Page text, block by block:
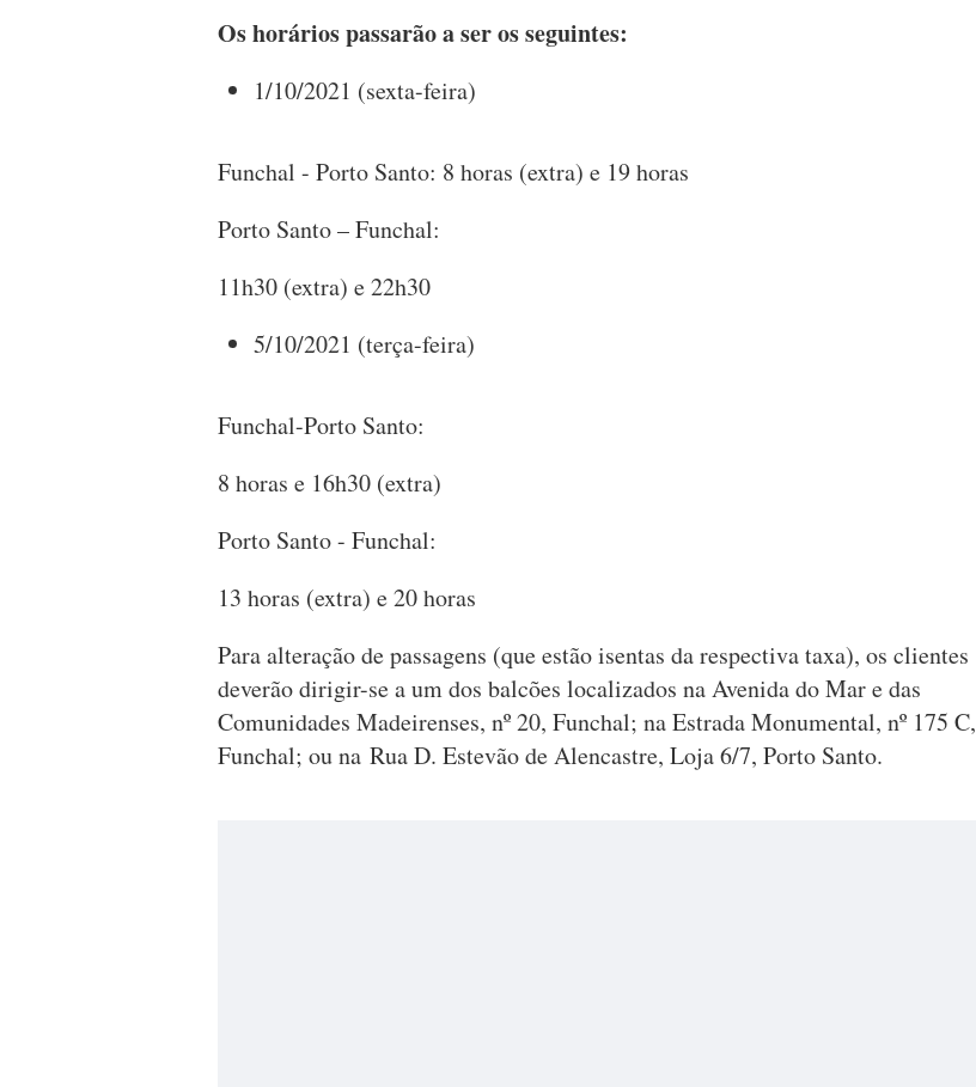
Os horários passarão a ser os seguintes:
1/10/2021 (sexta-feira)
Funchal - Porto Santo: 8 horas (extra) e 19 horas
Porto Santo – Funchal:
11h30 (extra) e 22h30
5/10/2021 (terça-feira)
Funchal-Porto Santo:
8 horas e 16h30 (extra)
Porto Santo - Funchal:
13 horas (extra) e 20 horas
Para alteração de passagens (que estão isentas da respectiva taxa), os clientes
deverão dirigir-se a um dos balcões localizados na Avenida do Mar e das
Comunidades Madeirenses, nº 20, Funchal; na Estrada Monumental, nº 175 C,
Funchal; ou na Rua D. Estevão de Alencastre, Loja 6/7, Porto Santo.